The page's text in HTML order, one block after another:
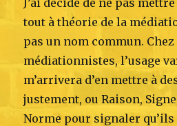
tout à théorie de la
pas un nom commun. Chez
médiationnistes, l’usage
m’arrivera d’en mettre à
justement, ou Raison,
Norme pour signaler qu’ils